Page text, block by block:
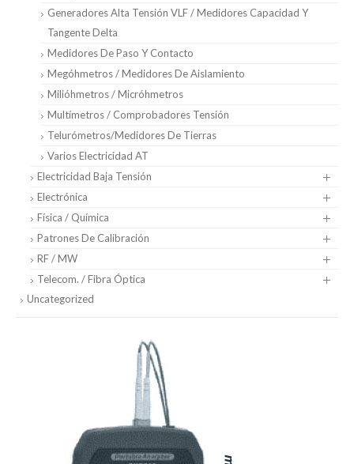
Generadores Alta Tensión VLF / Medidores Capacidad Y
Tangente Delta
Medidores De Paso Y Contacto
Megóhmetros / Medidores De Aislamiento
Milióhmetros / Micróhmetros
Multímetros / Comprobadores Tensión
Telurómetros/medidores De Tierras
Varios Electricidad AT
Electricidad Baja Tensión
Electrónica
Física / Química
Patrones De Calibración
RF / MW
Telecom. / Fibra Óptica
Uncategorized